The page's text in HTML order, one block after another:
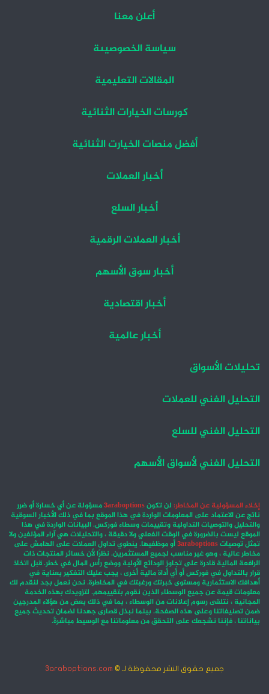
أعلن معنا
سياسة الخصوصيىة
المقالات التعليمية
كورسات الخيارات الثنائية
أفضل منصات الخيارت الثنائية
أخبار العملات
أخبار السلع
أخبار العملات الرقمية
أخبار سوق الأسهم
أخبار اقتصادية
أخبار عالمية
تحليلات الأسواق
التحليل الفني للعملات
التحليل الفني للسلع
التحليل الفني لأسواق الأسهم
إخلاء المسؤولية عن المخاطر: لن تكون3araboptionsمسؤولة عن أي خسارة أو ضرر
ناتج عن الاعتماد على المعلومات الواردة في هذا الموقع بما في ذلك الأخبار السوقية
والتحليل والتوصيات التداولية وتقييمات وسطاء فوركس. البيانات الواردة في هذا
الموقع ليست بالضرورة في الوقت الفعلي ولا دقيقة ، والتحليلات هي آراء المؤلفين ولا
تمثل توصيات3araboptionsأو موظفيها. ينطوي تداول العملات على الهامش على
مخاطر عالية ، وهو غير مناسب لجميع المستثمرين. نظرًا لأن خسائر المنتجات ذات
الرافعة المالية قادرة على تجاوز الودائع الأولية ووضع رأس المال في خطر. قبل اتخاذ
قرار بالتداول في فوركس أو أي أداة مالية أخرى ، يجب عليك التفكير بعناية في
أهدافك الاستثمارية ومستوى خبرتك ورغبتك في المخاطرة. نحن نعمل بجد لنقدم لك
معلومات قيمة عن جميع الوسطاء الذين نقوم بتقييمهم. لتزويدك بهذه الخدمة
المجانية ، نتلقى رسوم إعلانات من الوسطاء ، بما في ذلك بعض من هؤلاء المدرجين
ضمن تصنيفاتنا وعلى هذه الصفحة. بينما نبذل قصارى جهدنا لضمان تحديث جميع
بياناتنا ، فإننا نشجعك على التحقق من معلوماتنا مع الوسيط مباشرةً.
جميع حقوق النشر محفوظة لـ © 3araboptions.com